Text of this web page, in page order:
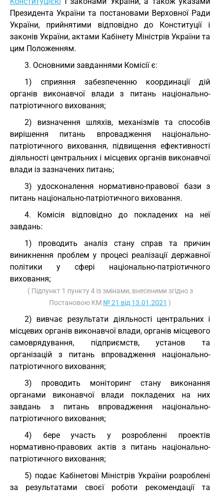
Президента України та постановами Верховної Ради
України, прийнятими відповідно до Конституції і
законів України, актами Кабінету Міністрів України та
цим Положенням.
3. Основними завданнями Комісії є:
1) сприяння забезпеченню координації дій
органів виконавчої влади з питань національно-
патріотичного виховання;
2) визначення шляхів, механізмів та способів
вирішення питань впровадження національно-
патріотичного виховання, підвищення ефективності
діяльності центральних і місцевих органів виконавчої
влади із зазначених питань;
3) удосконалення нормативно-правової бази з
питань національно-патріотичного виховання.
4. Комісія відповідно до покладених на неї
завдань:
1) проводить аналіз стану справ та причин
виникнення проблем у процесі реалізації державної
політики у сфері національно-патріотичного
виховання;
( Підпункт 1 пункту 4 із змінами, внесеними згідно з
Постановою КМ № 21 від 13.01.2021 )
2) вивчає результати діяльності центральних і
місцевих органів виконавчої влади, органів місцевого
самоврядування, підприємств, установ та
організацій з питань впровадження національно-
патріотичного виховання;
3) проводить моніторинг стану виконання
органами виконавчої влади покладених на них
завдань з питань впровадження національно-
патріотичного виховання;
4) бере участь у розробленні проектів
нормативно-правових актів з питань національно-
патріотичного виховання;
5) подає Кабінетові Міністрів України розроблені
за результатами своєї роботи рекомендації та